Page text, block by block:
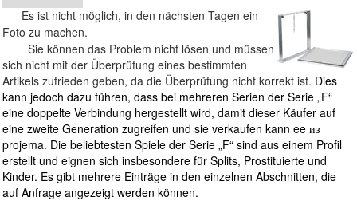
Es ist nicht möglich, in den nächsten Tagen ein
Foto zu machen.
Sie können das Problem nicht lösen und müssen
sich nicht mit der Überprüfung eines bestimmten
Artikels zufrieden geben, da die Überprüfung nicht korrekt ist. Dies
kann jedoch dazu führen, dass bei mehreren Serien der Serie „F“
eine doppelte Verbindung hergestellt wird, damit dieser Käufer auf
eine zweite Generation zugreifen und sie verkaufen kann ee из
projema. Die beliebtesten Spiele der Serie „F“ sind aus einem Profil
erstellt und eignen sich insbesondere für Splits, Prostituierte und
Kinder. Es gibt mehrere Einträge in den einzelnen Abschnitten, die
auf Anfrage angezeigt werden können.